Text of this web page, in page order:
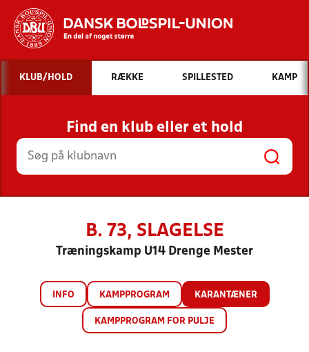
Hvad vil du søge efter?
INDHOLD OG NYHEDER
STILLINGER, RESULTATER, KLUBBER OG
HOLD
KLUB/HOLD RÆKKE SPILLESTED KAMP
Find en klub eller et hold
B. 73, SLAGELSE
Træningskamp U14 Drenge Mester
INFO KAMPPROGRAM KARANTÆNER
KAMPPROGRAM FOR PULJE